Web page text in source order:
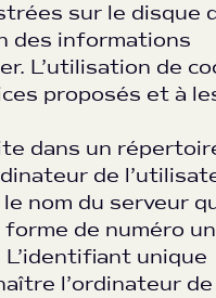
sur le disque
des informations
L’utilisation de
proposés et à
dans un
de
nom du serveur
de numéro
unique
l’ordinateur de